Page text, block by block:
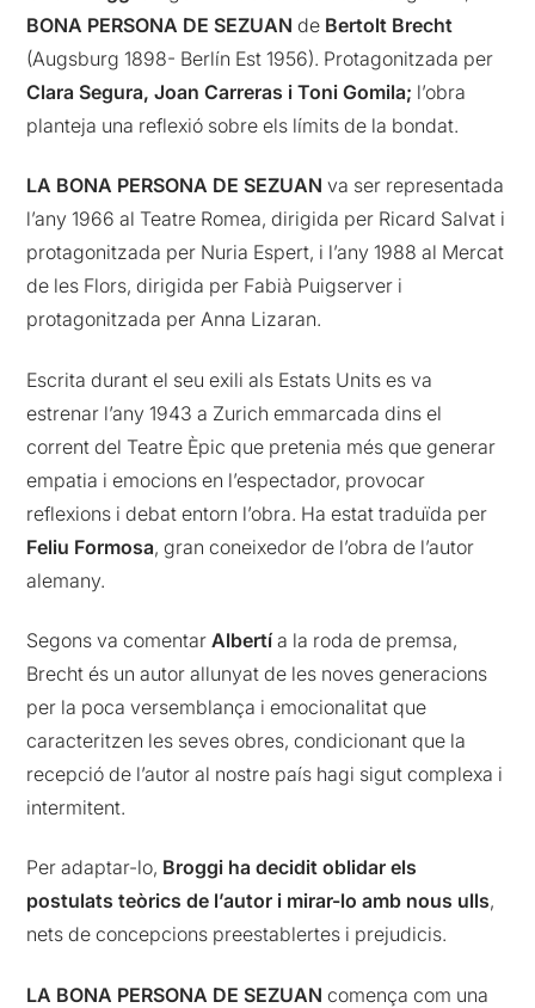
BONA PERSONA DE SEZUAN de Bertolt Brecht
(Augsburg 1898- Berlín Est 1956). Protagonitzada per
Clara Segura, Joan Carreras i Toni Gomila; l’obra
planteja una reflexió sobre els límits de la bondat.
LA BONA PERSONA DE SEZUAN va ser representada
l’any 1966 al Teatre Romea, dirigida per Ricard Salvat i
protagonitzada per Nuria Espert, i l’any 1988 al Mercat
de les Flors, dirigida per Fabià Puigserver i
protagonitzada per Anna Lizaran.
Escrita durant el seu exili als Estats Units es va
estrenar l’any 1943 a Zurich emmarcada dins el
corrent del Teatre Èpic que pretenia més que generar
empatia i emocions en l’espectador, provocar
reflexions i debat entorn l’obra. Ha estat traduïda per
Feliu Formosa, gran coneixedor de l’obra de l’autor
alemany.
Segons va comentarAlbertí a la roda de premsa,
Brecht és un autor allunyat de les noves generacions
per la poca versemblança i emocionalitat que
caracteritzen les seves obres, condicionant que la
recepció de l’autor al nostre país hagi sigut complexa i
intermitent.
Per adaptar-lo, Broggi ha decidit oblidar els
postulats teòrics de l’autor i mirar-lo amb nous ulls,
nets de concepcions preestablertes i prejudicis.
LA BONA PERSONA DE SEZUAN comença com una